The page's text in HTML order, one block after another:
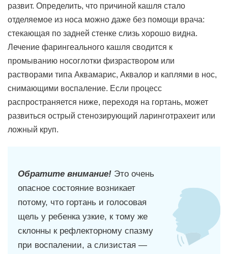
развит. Определить, что причиной кашля стало
отделяемое из носа можно даже без помощи врача:
стекающая по задней стенке слизь хорошо видна.
Лечение фарингеального кашля сводится к
промыванию носоглотки физраствором или
растворами типа Аквамарис, Аквалор и каплями в нос,
снимающими воспаление. Если процесс
распространяется ниже, переходя на гортань, может
развиться острый стенозирующий ларинготрахеит или
ложный круп.
Обратите внимание! Это очень
опасное состояние возникает
потому, что гортань и голосовая
щель у ребенка узкие, к тому же
склонны к рефлекторному спазму
при воспалении, а слизистая —